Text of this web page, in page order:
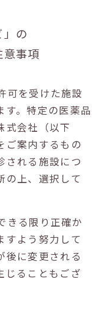
」の
意事項
可を受けた施設
す。特定の医薬品
式会社（以下
ご案内するもの
される施設につ
の上、選択して
きる限り正確か
すよう努力して
後に変更される
じることもござ